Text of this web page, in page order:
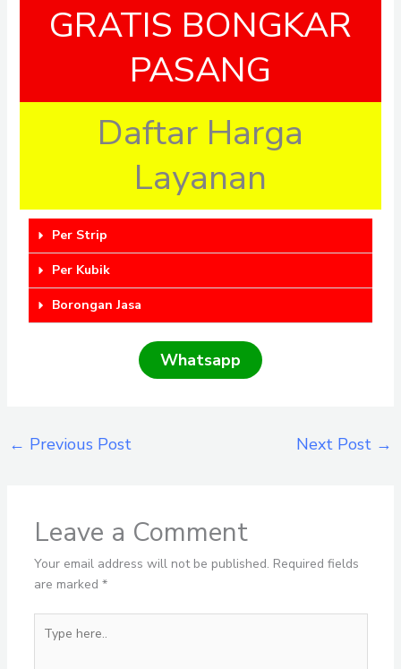
GRATIS BONGKAR
PASANG
Daftar Harga
Layanan
Per Strip
Per Kubik
Borongan Jasa
Whatsapp
← Previous Post Next Post →
Leave a Comment
Your email address will not be published. Required fields
are marked *
here..